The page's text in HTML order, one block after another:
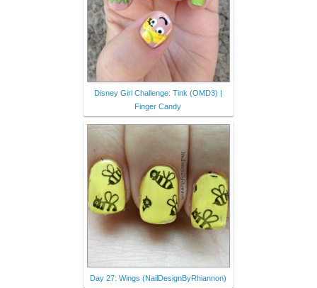
Disney Girl Challenge: Tink (OMD3) |
Finger Candy
Day 27: Wings (NailDesignByRhiannon)